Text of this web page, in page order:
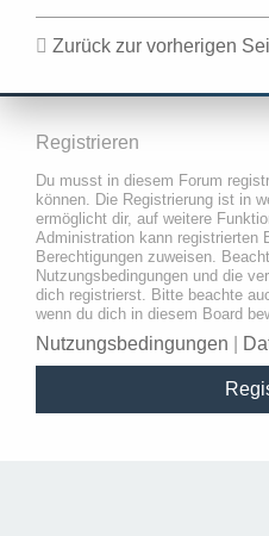
Zurück zur vorherigen
Registrieren
Du musst in diesem Forum
können. Die Registrierung ist in
ermöglicht dir, auf weitere
Administration kann registrierten
Berechtigungen zuweisen.
Nutzungsbedingungen und die
dich registrierst. Bitte beachte
wenn du dich in diesem Board
Nutzungsbedingungen